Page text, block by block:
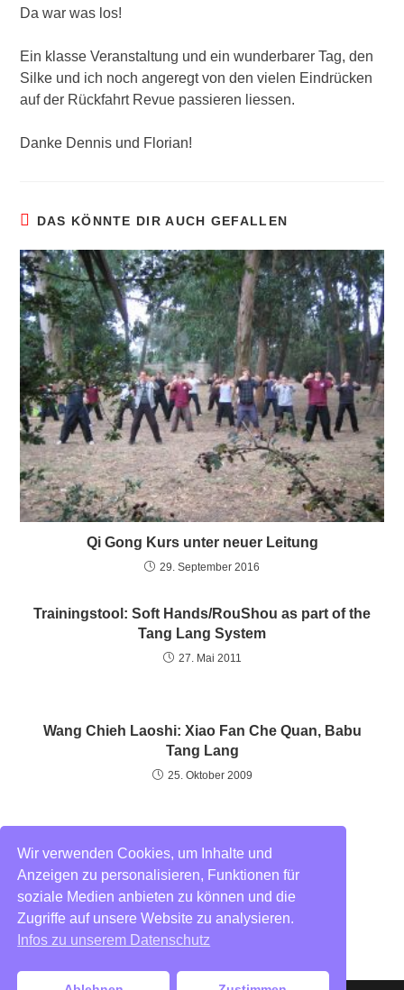
Da war was los!
Ein klasse Veranstaltung und ein wunderbarer Tag, den
Silke und ich noch angeregt von den vielen Eindrücken
auf der Rückfahrt Revue passieren liessen.
Danke Dennis und Florian!
DAS KÖNNTE DIR AUCH GEFALLEN
Qi Gong Kurs unter neuer Leitung
29. September 2016
Trainingstool: Soft Hands/RouShou as part of the
Tang Lang System
27. Mai 2011
Wang Chieh Laoshi: Xiao Fan Che Quan, Babu
Tang Lang
25. Oktober 2009
Blog
Impressum
Datenschutz
Wir verwenden Cookies, um Inhalte und
Anzeigen zu personalisieren, Funktionen für
soziale Medien anbieten zu können und die
Zugriffe auf unsere Website zu analysieren.
Infos zu unserem Datenschutz